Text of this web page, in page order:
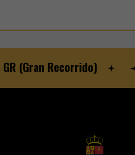
Recorrido)